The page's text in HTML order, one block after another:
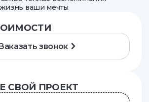
ваши мечты
звонок
СВОЙ ПРОЕКТ